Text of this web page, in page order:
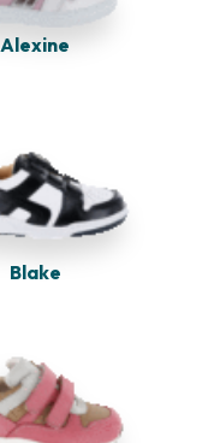
Alexine
Blake